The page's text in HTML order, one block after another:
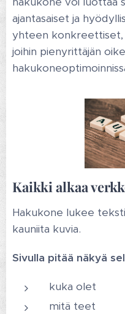
ajantasaiset ja
yhteen
joihin pienyrittäjän
Kaikki alkaa
Hakukone lukee
kauniita kuvia.
Sivulla pitää näkyä
kuka olet
mitä teet